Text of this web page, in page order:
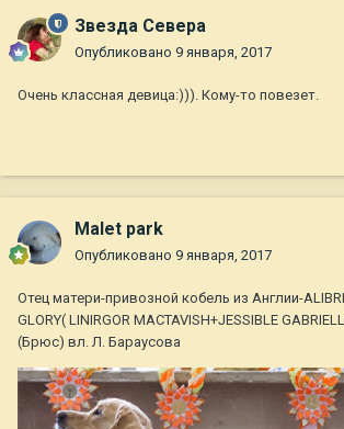
Звезда Севера
Опубликовано 9 января, 2017
Очень классная девица:))). Кому-то повезет.
Malet park
Опубликовано 9 января, 2017
Отец матери-привозной кобель из Англии-
GLORY( LINIRGOR MACTAVISH+JESSIBLE
(Брюс) вл. Л. Бараусова